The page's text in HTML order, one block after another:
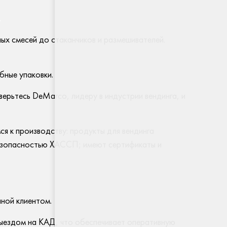
смесей до стаканчиков и размешивателей.
упаковки.
DeMarco, лидеру в индустрии вендинга, и
производству: продукты для вендинга
ХАССП; имеют сертификаты и
клиентом.
на КАД, что обеспечивает оперативную